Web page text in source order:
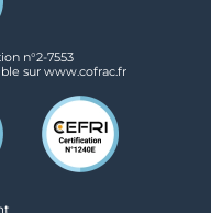
n°2-7553
sur www.cofrac.fr